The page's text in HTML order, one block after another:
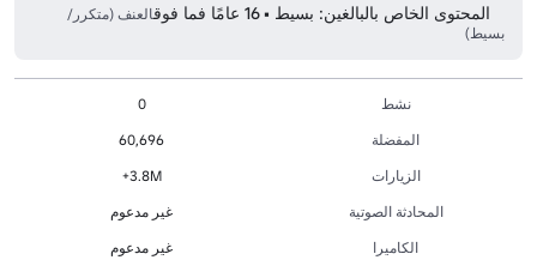
المحتوى الخاص بالبالغين: بسيط • 16 عامًا فما فوق
العنف (متكرر/
بسيط)
نشط
0
المفضلة
60,696
الزيارات
3.8M+
المحادثة الصوتية
غير مدعوم
الكاميرا
غير مدعوم